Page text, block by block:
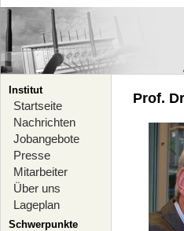
Institut
Startseite
Nachrichten
Jobangebote
Presse
Mitarbeiter
Über uns
Lageplan
Schwerpunkte
Prof.